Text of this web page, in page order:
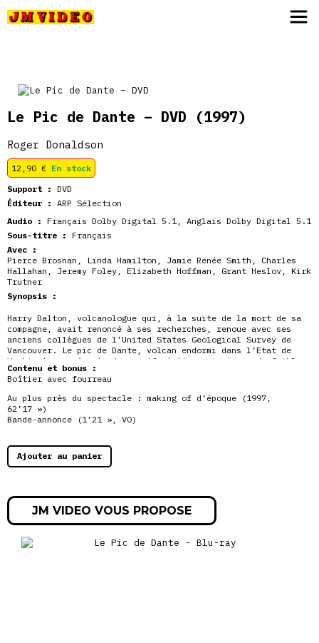
Le Pic de Dante – DVD (1997)
Roger Donaldson
12,90 € En stock
Support : DVD
Éditeur : ARP Sélection
Audio : Français Dolby Digital 5.1, Anglais Dolby Digital 5.1
Sous-titre : Français
Avec :
Pierce Brosnan , Linda Hamilton , Jamie Renée Smith , Charles
Hallahan , Jeremy Foley , Elizabeth Hoffman , Grant Heslov , Kirk
Trutner
Synopsis :
Harry Dalton, volcanologue qui, à la suite de la mort de sa
compagne, avait renoncé à ses recherches, renoue avec ses
anciens collègues de l’United States Geological Survey de
Vancouver. Le pic de Dante, volcan endormi dans l’Etat de
Washington, présente des manifestations sismiques de faible
amplitude. Harry est alors dépêché sur les lieux. Il est vite
alerté par diverses manifestations telluriques et en avertit
le conseil municipal de la petite ville touristique située au
pied du volcan.
Contenu et bonus :
Boîtier avec fourreau
Au plus près du spectacle : making of d’époque (1997,
62’17 »)
Bande-annonce (1’21 », VO)
Ajouter au panier
JM VIDEO VOUS PROPOSE